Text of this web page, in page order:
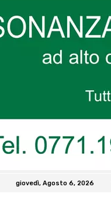
giovedì, Agosto 6, 2026